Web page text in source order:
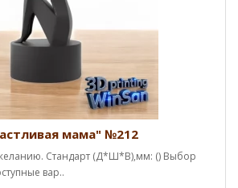
мама" №212
Стандарт (Д*Ш*В),мм: () Выбор
вар..